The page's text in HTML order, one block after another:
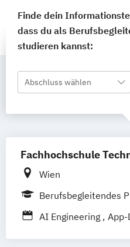
Finde dein
dass du als
studieren kannst:
Abschluss wählen
Fachhochschule
Wien
Berufsbegleitendes
Berufsbegleitender
AI Engineering